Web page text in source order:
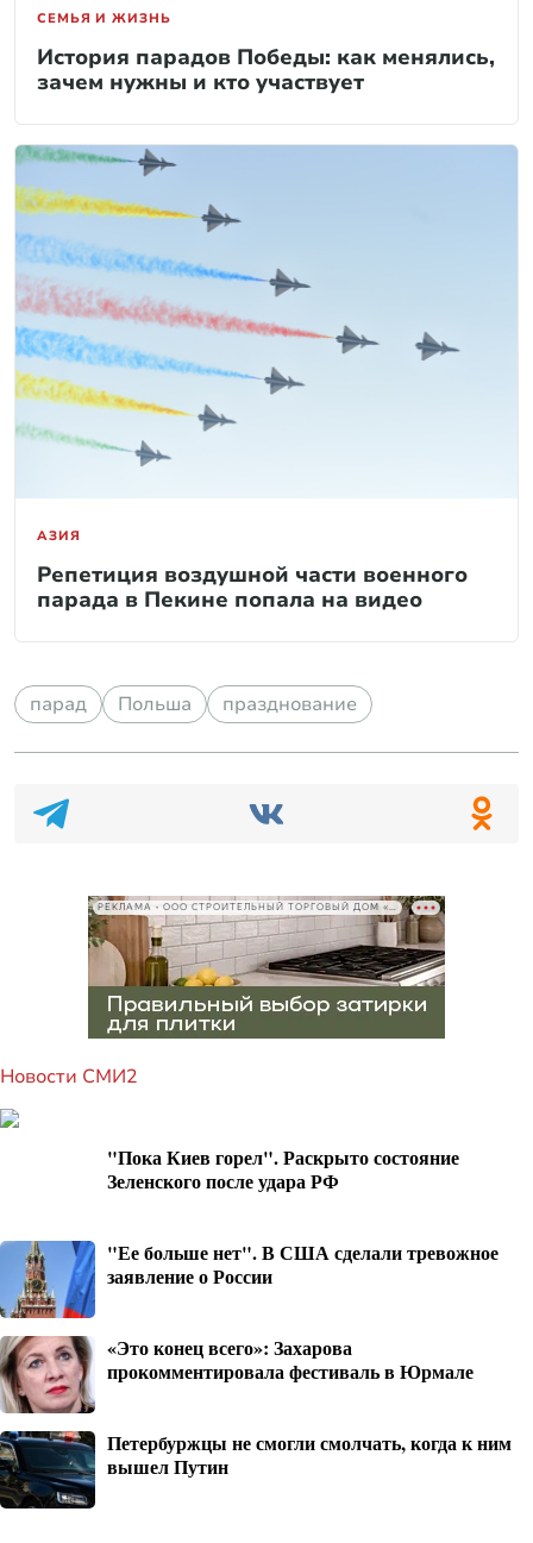
СЕМЬЯ И ЖИЗНЬ
История парадов Победы: как менялись,
зачем нужны и кто участвует
АЗИЯ
Репетиция воздушной части военного
парада в Пекине попала на видео
парад Польша празднование
РЕКЛАМА • ООО СТРОИТЕЛЬНЫЙ ТОРГОВЫЙ ДОМ «ПЕТРОВИЧ», ИНН 7802348846
Новости СМИ2
"Пока Киев горел". Раскрыто состояние
Зеленского после удара РФ
"Ее больше нет". В США сделали тревожное
заявление о России
«Это конец всего»: Захарова
прокомментировала фестиваль в Юрмале
Петербуржцы не смогли смолчать, когда к ним
вышел Путин